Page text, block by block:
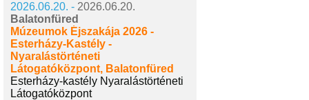
2026.06.20. - 2026.06.20.
Balatonfüred
Múzeumok Éjszakája 2026 -
Esterházy-Kastély -
Nyaralástörténeti
Látogatóközpont, Balatonfüred
Esterházy-kastély Nyaralástörténeti
Látogatóközpont